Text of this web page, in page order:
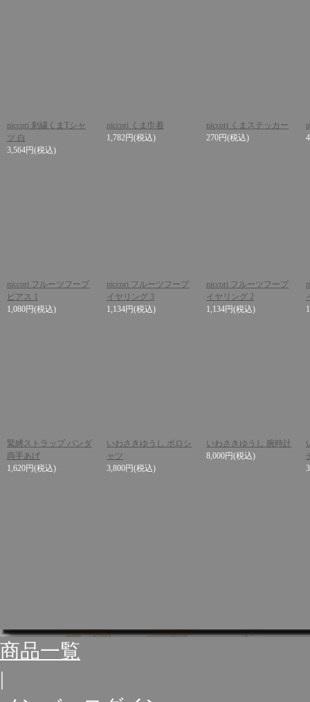
niccori 刺繍くまTシャ
ツ 白
3,564円(税込)
niccori くま巾着
1,782円(税込)
niccori くまステッカー
270円(税込)
niccori フルーツフープ
ピアス 1
1,080円(税込)
niccori フルーツフープ
イヤリング 3
1,134円(税込)
niccori フルーツフープ
イヤリング 2
1,134円(税込)
緊縛ストラップ パンダ
両手あげ
1,620円(税込)
いわさきゆうし ポロシ
ャツ
3,800円(税込)
いわさきゆうし 腕時計
8,000円(税込)
商品一覧
|